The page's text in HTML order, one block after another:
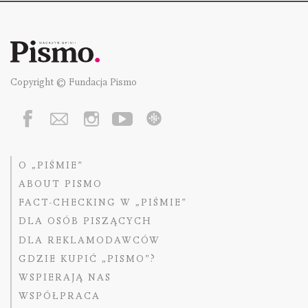
Copyright © Fundacja Pismo
O „PIŚMIE”
ABOUT PISMO
FACT-CHECKING W „PIŚMIE”
DLA OSÓB PISZĄCYCH
DLA REKLAMODAWCÓW
GDZIE KUPIĆ „PISMO”?
WSPIERAJĄ NAS
WSPÓŁPRACA